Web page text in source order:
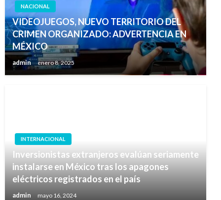
NACIONAL
VIDEOJUEGOS, NUEVO TERRITORIO DEL
CRIMEN ORGANIZADO: ADVERTENCIA EN
MÉXICO
admin enero 8, 2025
INTERNACIONAL
Inversionistas extranjeros evalúan seriamente
instalarse en México tras los apagones
eléctricos registrados en el país
admin mayo 16, 2024